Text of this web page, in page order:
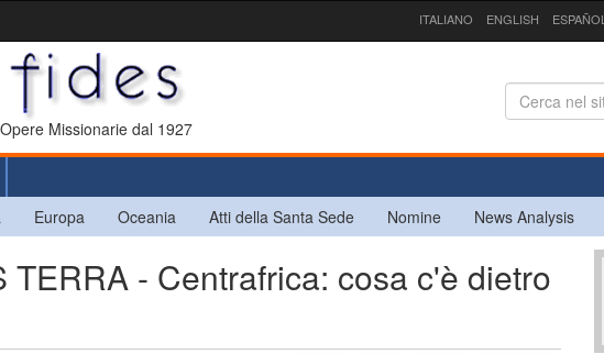
ITALIANO ENGLISH ESPAÑOL
Missionarie dal 1927
Europa Oceania Atti della Santa Sede Nomine News Analysis
TERRA - Centrafrica: cosa c'è dietro